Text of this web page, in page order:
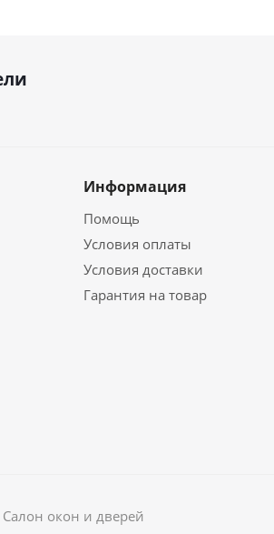
Информация
Помощь
Условия оплаты
Условия доставки
Гарантия на товар
окон и дверей